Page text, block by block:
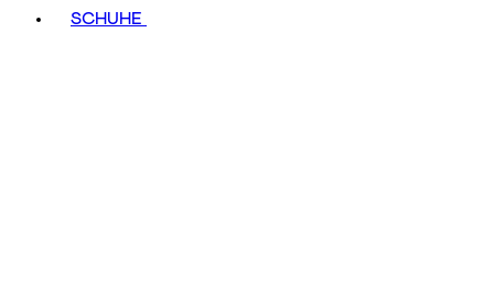
SCHUHE